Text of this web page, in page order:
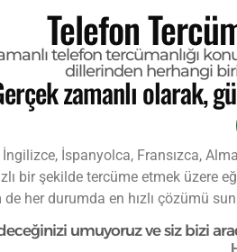
Telefon
telefon tercümanlığı
dillerinden herhangi
zamanlı olarak,
İngilizce, İspanyolca, Fransızca,
bir şekilde tercüme etmek üzere
her durumda en hızlı çözümü
umuyoruz ve siz bizi